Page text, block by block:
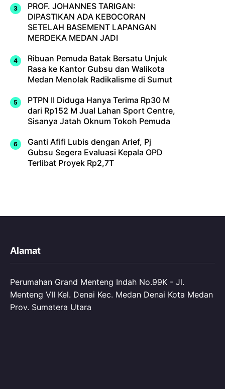
PROF. JOHANNES TARIGAN:
DIPASTIKAN ADA KEBOCORAN
SETELAH BASEMENT LAPANGAN
MERDEKA MEDAN JADI
Ribuan Pemuda Batak Bersatu Unjuk
Rasa ke Kantor Gubsu dan Walikota
Medan Menolak Radikalisme di Sumut
PTPN II Diduga Hanya Terima Rp30 M
dari Rp152 M Jual Lahan Sport Centre,
Sisanya Jatah Oknum Tokoh Pemuda
Ganti Afifi Lubis dengan Arief, Pj
Gubsu Segera Evaluasi Kepala OPD
Terlibat Proyek Rp2,7T
Alamat
Perumahan Grand Menteng Indah No.99K - Jl.
Menteng VII Kel. Denai Kec. Medan Denai Kota Medan
Prov. Sumatera Utara